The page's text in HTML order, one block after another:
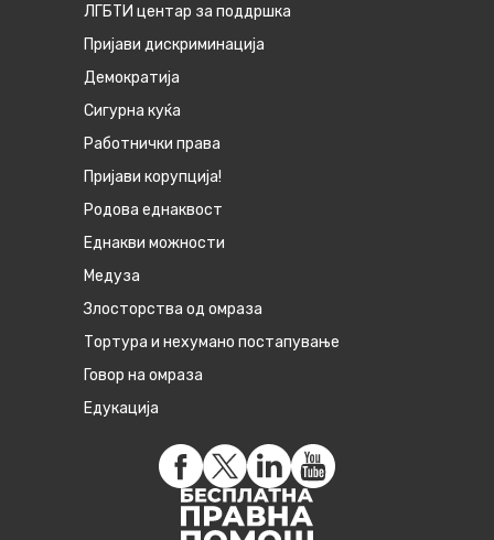
ЛГБТИ центар за поддршка
Пријави дискриминација
Демократија
Сигурна куќа
Работнички права
Пријави корупција!
Родова еднаквост
Eднакви можности
Медуза
Злосторства од омраза
Тортура и нехумано постапување
Говор на омраза
Едукација